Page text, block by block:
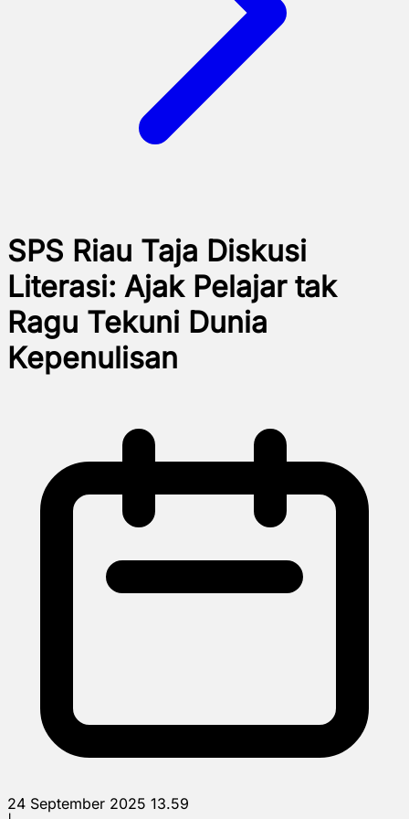
SPS Riau Taja Diskusi
Literasi: Ajak Pelajar tak
Ragu Tekuni Dunia
Kepenulisan
24 September 2025 13.59